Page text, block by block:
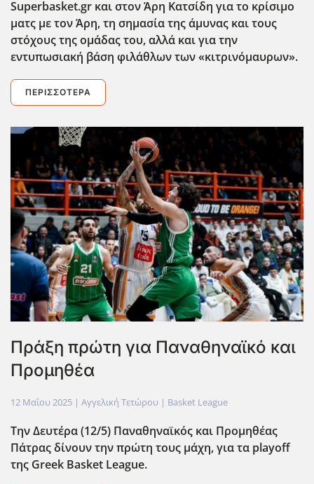
Superbasket.gr και στον Άρη Κατσίδη για το κρίσιμο
ματς με τον Άρη, τη σημασία της άμυνας και τους
στόχους της ομάδας του, αλλά και για την
εντυπωσιακή βάση φιλάθλων των «κιτρινόμαυρων».
ΠΕΡΙΣΣΌΤΕΡΑ
Πράξη πρώτη για Παναθηναϊκό και
Προμηθέα
12 Μαΐου 2025 | Αγγελική Τετώρου | Basket League
Την Δευτέρα (12/5) Παναθηναϊκός και Προμηθέας
Πάτρας δίνουν την πρώτη τους μάχη, για τα playoff
της Greek Basket League.